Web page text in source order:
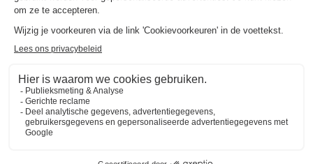
NRA (verhuurregistratienummer):
Wijzigings- en annuleringsvoorwaarden
Voorzieningen ter plaatse en in de buurt
Sport & Wellnes, Winkels & Restaurants, Verhuur &